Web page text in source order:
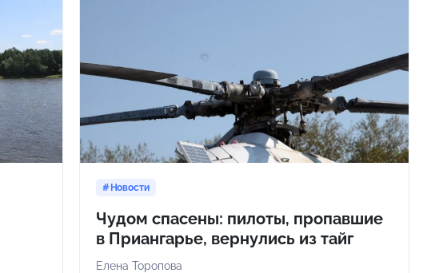
Новости
Чудом спасены: пилоты, пропавшие
в Приангарье, вернулись из тайг
Елена Торопова